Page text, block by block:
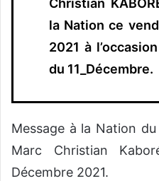
Christian
la Nation ce
2021 à
du 11_Décembre.
Message à la Nation
Marc Christian
Décembre 2021.